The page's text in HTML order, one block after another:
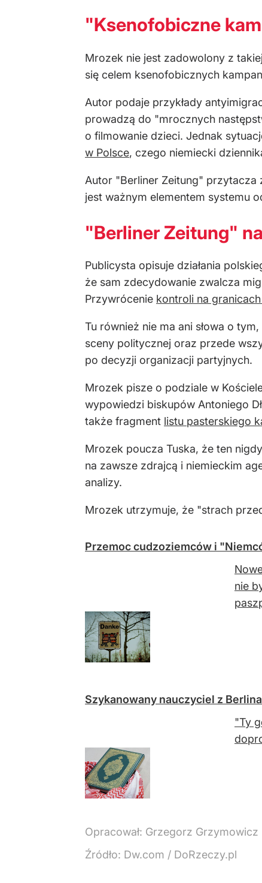
"Ksenofobiczne
Mrozek nie jest zadowolony z
się celem ksenofobicznych
Autor podaje przykłady
prowadzą do "mrocznych
o filmowanie dzieci. Jednak
w Polsce, czego niemiecki
Autor "Berliner Zeitung" przytacza
jest ważnym elementem systemu
"Berliner Zeitung"
Publicysta opisuje działania
że sam zdecydowanie zwalcza
Przywrócenie kontroli na
Tu również nie ma ani słowa o
sceny politycznej oraz przede
po decyzji organizacji partyjnych.
Mrozek pisze o podziale w
wypowiedzi biskupów Antoniego
także fragment listu pasterskiego
Mrozek poucza Tuska, że ten
na zawsze zdrajcą i niemieckim
analizy.
Mrozek utrzymuje, że "strach
Przemoc cudzoziemców i
nie
Szykanowany nauczyciel z
"Ty
Opracował: Grzegorz Grzymowicz
Źródło: Dw.com / DoRzeczy.pl